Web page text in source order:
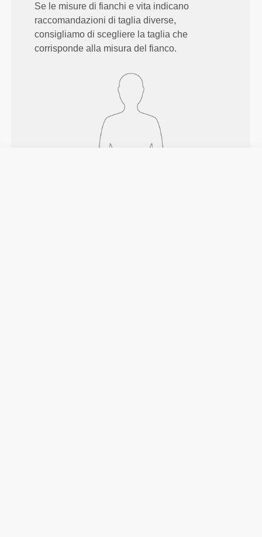
Se le misure di fianchi e vita indicano
raccomandazioni di taglia diverse,
consigliamo di scegliere la taglia che
corrisponde alla misura del fianco.